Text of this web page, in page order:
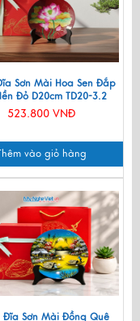
Sơn Mài Hoa Sen Đắp
Đỏ D20cm TD20-3.2
523.800 VNĐ
vào giỏ hàng
Đĩa Sơn Mài Đồng Quê